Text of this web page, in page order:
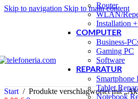
Skip to navigation Skip to main content
Router
WLAN/
Installation
COMPUTER
Business-
Gaming PC
Software
REPARATUR
Smartphone
Tablet
Notebook
Start / Produkte verschlagwortet mit